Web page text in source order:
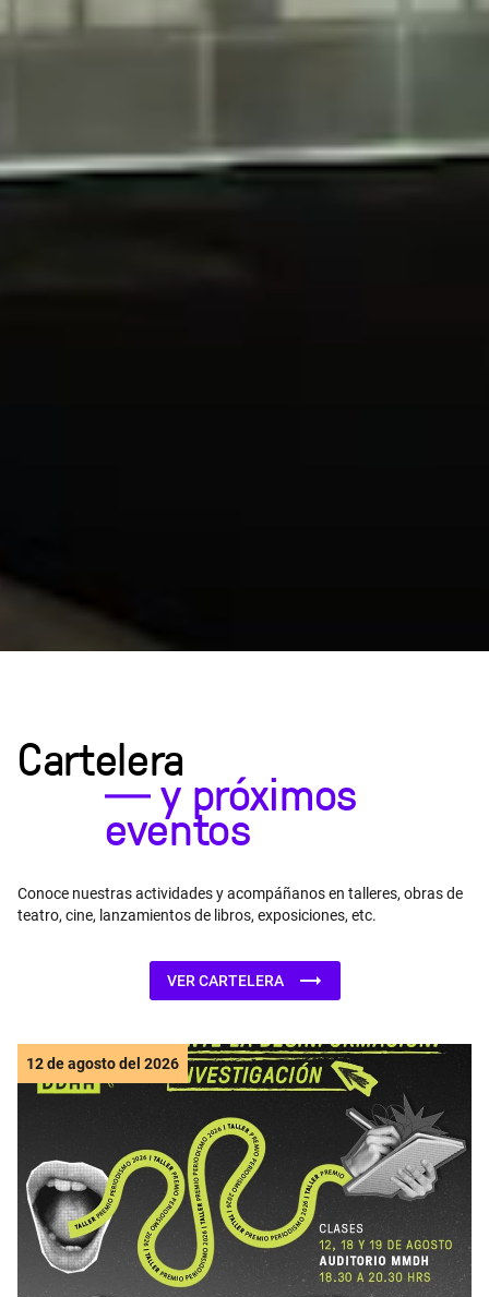
Cartelera
―y próximos
eventos
Conoce nuestras actividades y acompáñanos en talleres, obras de
teatro, cine, lanzamientos de libros, exposiciones, etc.
VER CARTELERA
12 de agosto del 2026